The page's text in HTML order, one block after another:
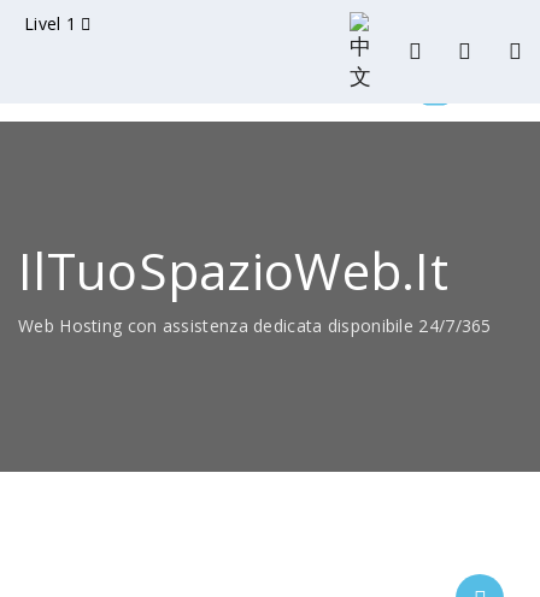
Livel 1
IlTuoSpazioWeb.it
Web Hosting con assistenza dedicata disponibile 24/7/365